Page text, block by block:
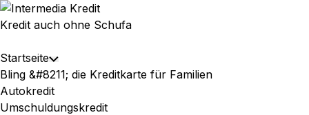
Skip
to
Kredit auch ohne Schufa
Expand
Menu
Startseite Toggle
Child
Menu
Bling &#8211; die Kreditkarte für Familien
Autokredit
Umschuldungskredit